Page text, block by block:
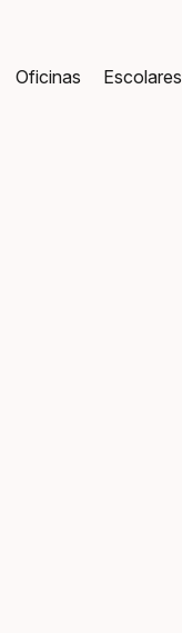
Oficinas Escolares